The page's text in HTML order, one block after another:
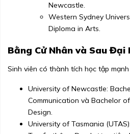
Newcastle.
Western Sydney
Diploma in Arts.
Bằng Cử Nhân và Sau Đại
Sinh viên có thành tích học tập
University of Newcastle:
Communication và Bachelor
Design.
University of Tasmania